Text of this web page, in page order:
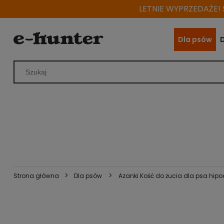
LETNIE
Dla psów
Strona główna > Dla psów > Azanki Kość do żucia dla psa